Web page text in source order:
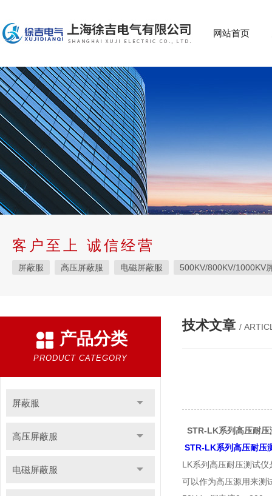
网站首页
客户至上 诚信经营
屏蔽服 高压屏蔽服 电磁屏蔽服 500KV/800KV/1000KV
绝缘枝剪 绝缘夹钳 蚕丝绳 登高板 绝缘操作杆
智能电力安全工器具柜 高压短路接地线
聚酰亚胺薄膜 1249聚酯氧绝缘漆快干型
聚酰亚胺玻璃布层压板 三聚氰胺层压板
过电压保护器 高空
电加热器 电力测
绝缘脚手架 VM63A便携式数显测振仪 导磁板 绝缘材料
产品分类
PRODUCT CATEGORY
屏蔽服
高压屏蔽服
电磁屏蔽服
技术文章 /
STR-LK系列高压耐压
STR-LK系列高压耐压
LK系列高压耐压测试
可以作为高压源用来测